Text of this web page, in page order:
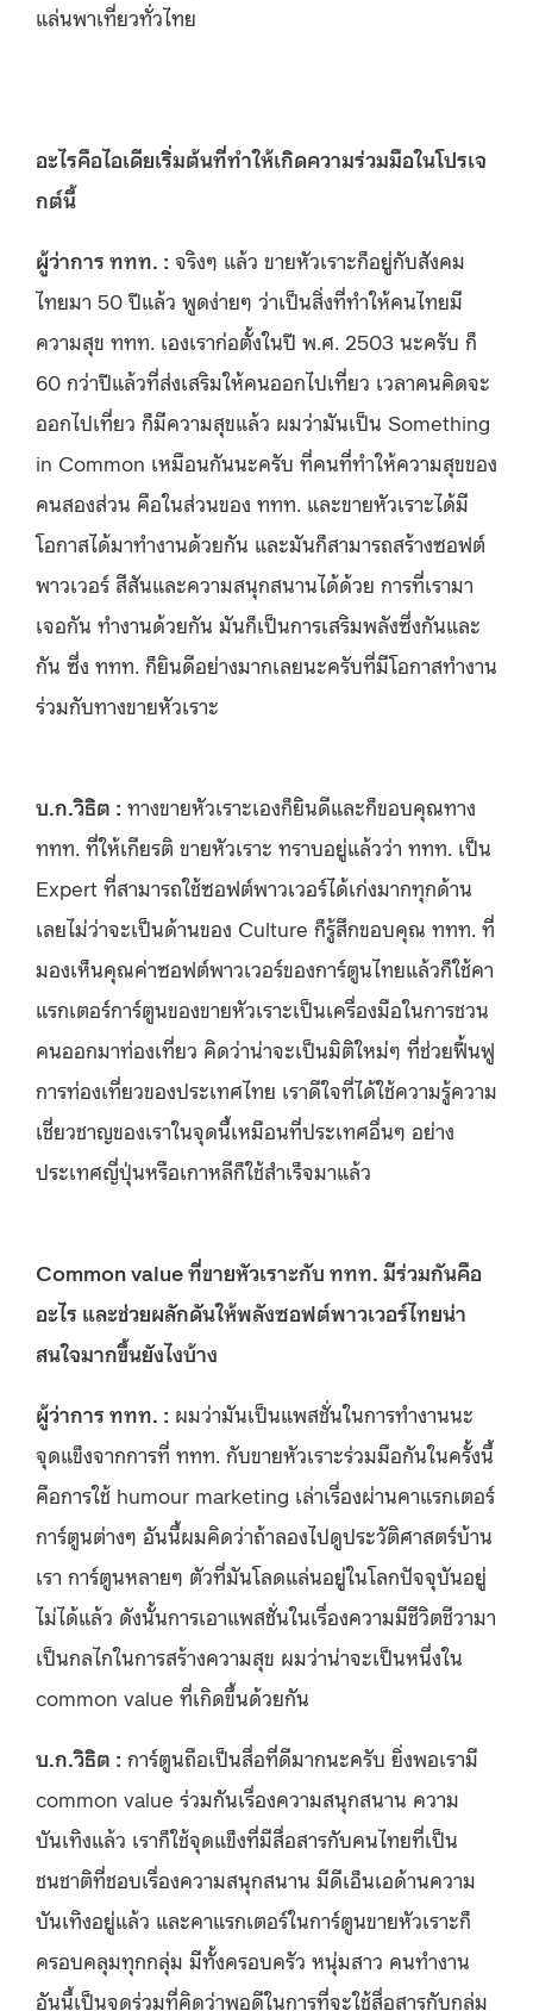
แล่นพาเที่ยวทั่วไทย
อะไรคือไอเดียเริ่มต้นที่ทำให้เกิดความร่วมมือในโปรเจ
กต์นี้
ผู้ว่าการ ททท. : จริงๆ แล้ว ขายหัวเราะก็อยู่กับสังคม
ไทยมา 50 ปีแล้ว พูดง่ายๆ ว่าเป็นสิ่งที่ทำให้คนไทยมี
ความสุข ททท. เองเราก่อตั้งในปี พ.ศ. 2503 นะครับ ก็
60 กว่าปีแล้วที่ส่งเสริมให้คนออกไปเที่ยว เวลาคนคิดจะ
ออกไปเที่ยว ก็มีความสุขแล้ว ผมว่ามันเป็น Something
in Common เหมือนกันนะครับ ที่คนที่ทำให้ความสุขของ
คนสองส่วน คือในส่วนของ ททท. และขายหัวเราะได้มี
โอกาสได้มาทำงานด้วยกัน และมันก็สามารถสร้างซอฟต์
พาวเวอร์ สีสันและความสนุกสนานได้ด้วย การที่เรามา
เจอกัน ทำงานด้วยกัน มันก็เป็นการเสริมพลังซึ่งกันและ
กัน ซึ่ง ททท. ก็ยินดีอย่างมากเลยนะครับที่มีโอกาสทำงาน
ร่วมกับทางขายหัวเราะ
บ.ก.วิธิต : ทางขายหัวเราะเองก็ยินดีและก็ขอบคุณทาง
ททท. ที่ให้เกียรติ ขายหัวเราะ ทราบอยู่แล้วว่า ททท. เป็น
Expert ที่สามารถใช้ซอฟต์พาวเวอร์ได้เก่งมากทุกด้าน
เลยไม่ว่าจะเป็นด้านของ Culture ก็รู้สึกขอบคุณ ททท. ที่
มองเห็นคุณค่าซอฟต์พาวเวอร์ของการ์ตูนไทยแล้วก็ใช้คา
แรกเตอร์การ์ตูนของขายหัวเราะเป็นเครื่องมือในการชวน
คนออกมาท่องเที่ยว คิดว่าน่าจะเป็นมิติใหม่ๆ ที่ช่วยฟื้นฟู
การท่องเที่ยวของประเทศไทย เราดีใจที่ได้ใช้ความรู้ความ
เชี่ยวชาญของเราในจุดนี้เหมือนที่ประเทศอื่นๆ อย่าง
ประเทศญี่ปุ่นหรือเกาหลีก็ใช้สำเร็จมาแล้ว
Common value ที่ขายหัวเราะกับ ททท. มีร่วมกันคือ
อะไร และช่วยผลักดันให้พลังซอฟต์พาวเวอร์ไทยน่า
สนใจมากขึ้นยังไงบ้าง
ผู้ว่าการ ททท. : ผมว่ามันเป็นแพสชั่นในการทำงานนะ
จุดแข็งจากการที่ ททท. กับขายหัวเราะร่วมมือกันในครั้งนี้
คือการใช้ humour marketing เล่าเรื่องผ่านคาแรกเตอร์
การ์ตูนต่างๆ อันนี้ผมคิดว่าถ้าลองไปดูประวัติศาสตร์บ้าน
เรา การ์ตูนหลายๆ ตัวที่มันโลดแล่นอยู่ในโลกปัจจุบันอยู่
ไม่ได้แล้ว ดังนั้นการเอาแพสชั่นในเรื่องความมีชีวิตชีวามา
เป็นกลไกในการสร้างความสุข ผมว่าน่าจะเป็นหนึ่งใน
common value ที่เกิดขึ้นด้วยกัน
บ.ก.วิธิต : การ์ตูนถือเป็นสื่อที่ดีมากนะครับ ยิ่งพอเรามี
common value ร่วมกันเรื่องความสนุกสนาน ความ
บันเทิงแล้ว เราก็ใช้จุดแข็งที่มีสื่อสารกับคนไทยที่เป็น
ชนชาติที่ชอบเรื่องความสนุกสนาน มีดีเอ็นเอด้านความ
บันเทิงอยู่แล้ว และคาแรกเตอร์ในการ์ตูนขายหัวเราะก็
ครอบคลุมทุกกลุ่ม มีทั้งครอบครัว หนุ่มสาว คนทำงาน
อันนี้เป็นจุดร่วมที่คิดว่าพอดีในการที่จะใช้สื่อสารกับกลุ่ม